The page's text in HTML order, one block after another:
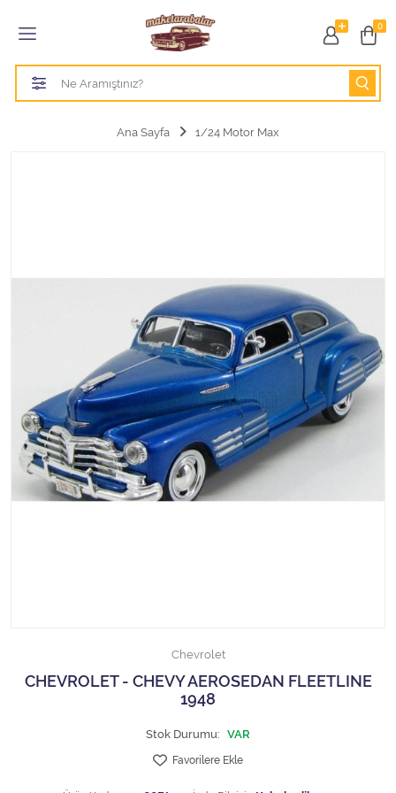
0
Tüm Kategoriler
1/18 BURAGO
1/18 JADA TOYS
1/18 MAİSTO
1/18 MCG
1/18 MİNİCHAMPS
1/18 Motormax
Ana Sayfa 1/24 Motor Max
Chevrolet
CHEVROLET - CHEVY AEROSEDAN FLEETLINE
1948
Stok Durumu: VAR
Favorilere Ekle